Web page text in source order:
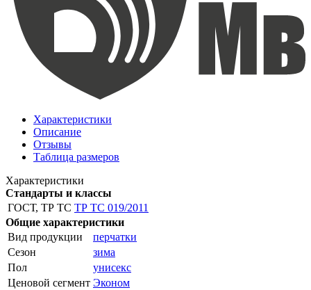
Характеристики
Описание
Отзывы
Таблица размеров
Характеристики
Стандарты и классы
ГОСТ, ТР ТС ТР ТС 019/2011
Общие характеристики
Вид продукции
перчатки
Сезон
зима
Пол
унисекс
Ценовой сегмент Эконом